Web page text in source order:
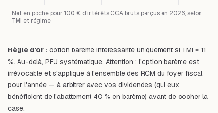
Net en poche pour 100 € d'intérêts CCA bruts perçus en 2026, selon
TMI et régime
Règle d'or : option barème intéressante uniquement si TMI ≤ 11
%. Au-delà, PFU systématique. Attention : l'option barème est
irrévocable et s'applique à l'ensemble des RCM du foyer fiscal
pour l'année — à arbitrer avec vos dividendes (qui eux
bénéficient de l'abattement 40 % en barème) avant de cocher la
case.